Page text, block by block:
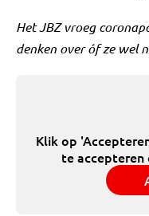
Het JBZ vroeg
denken over óf ze wel
Klik op
te accepteren